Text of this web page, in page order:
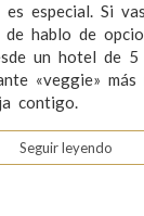
especial. Si
hablo de
un hotel de
«veggie»
contigo.
Seguir leyendo